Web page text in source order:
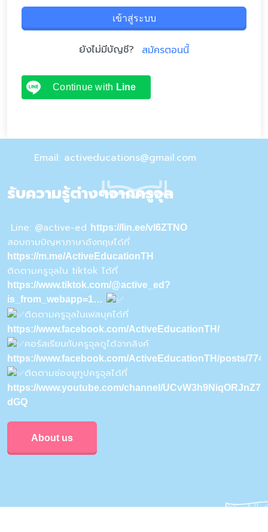
เข้าสู่ระบบ
ยังไม่มีบัญชี? สมัครตอนนี้
Continue with Line
Email: activeducations@gmail.com
รับความรู้ต่างๆจากครูจุล
Line: @active-ed https://lin.ee/vI6ZTNO
สอบถามปัญหาภาษาอังกฤษได้ที่
https://m.me/ActiveEducationTH
ติดตามครูจุลใน tiktok ได้ที่
https://www.tiktok.com/@active_ed?
is_from_webapp=1…
ติดตามครูจุลในเฟสบุคได้ที่
https://www.facebook.com/ActiveEducationTH/
คอร์สเรียนกับครูจุลดูได้จากลิงค์
https://www.facebook.com/ActiveEducationTH/posts/
ติดตามช่องยูทูปครูจุลได้ที่
https://www.youtube.com/channel/
dGQ
About us